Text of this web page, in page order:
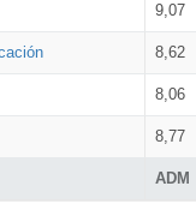
ADM
9,07
8,62
8,06
8,77